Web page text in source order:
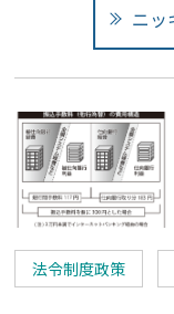
ニッ
法令制度政策